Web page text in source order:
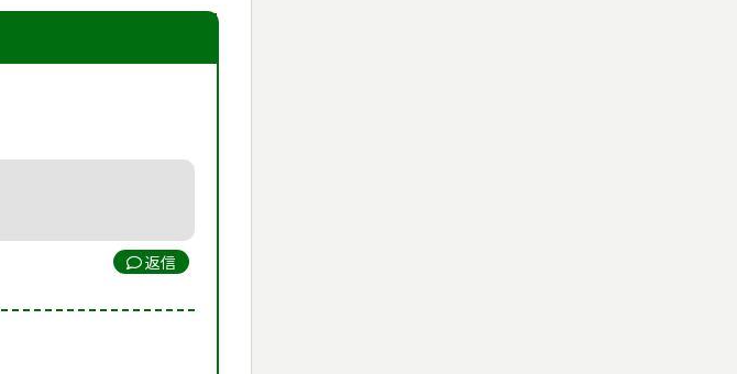
返信